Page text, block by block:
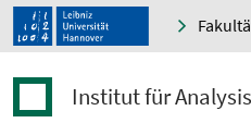
Institut für Analysis